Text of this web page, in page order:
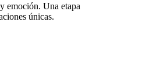
emoción. Una etapa
únicas.